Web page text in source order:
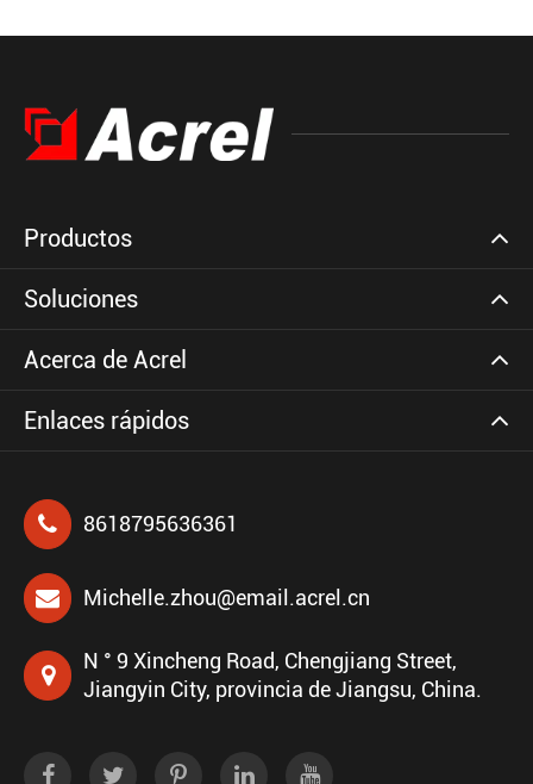
Productos
Soluciones
Acerca de Acrel
Enlaces rápidos
8618795636361
Michelle.zhou@email.acrel.cn
N ° 9 Xincheng Road, Chengjiang Street,
Jiangyin City, provincia de Jiangsu, China.